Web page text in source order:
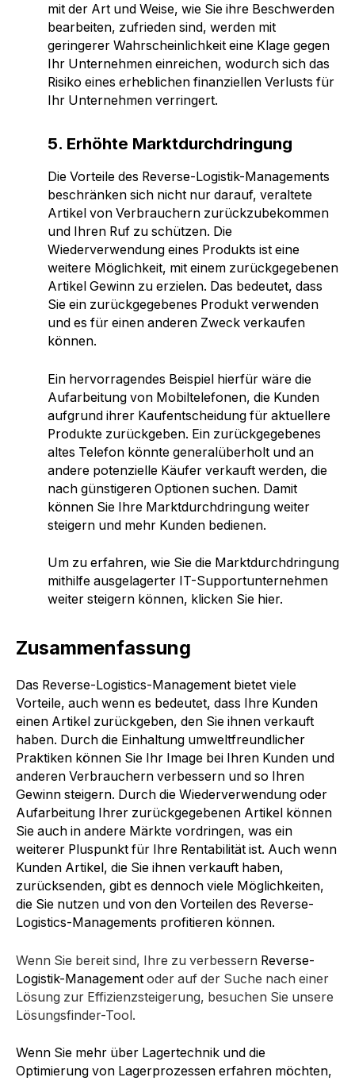
mit der Art und Weise, wie Sie ihre Beschwerden
bearbeiten, zufrieden sind, werden mit
geringerer Wahrscheinlichkeit eine Klage gegen
Ihr Unternehmen einreichen, wodurch sich das
Risiko eines erheblichen finanziellen Verlusts für
Ihr Unternehmen verringert.
5. Erhöhte Marktdurchdringung
Die Vorteile des Reverse-Logistik-Managements
beschränken sich nicht nur darauf, veraltete
Artikel von Verbrauchern zurückzubekommen
und Ihren Ruf zu schützen. Die
Wiederverwendung eines Produkts ist eine
weitere Möglichkeit, mit einem zurückgegebenen
Artikel Gewinn zu erzielen. Das bedeutet, dass
Sie ein zurückgegebenes Produkt verwenden
und es für einen anderen Zweck verkaufen
können.
Ein hervorragendes Beispiel hierfür wäre die
Aufarbeitung von Mobiltelefonen, die Kunden
aufgrund ihrer Kaufentscheidung für aktuellere
Produkte zurückgeben. Ein zurückgegebenes
altes Telefon könnte generalüberholt und an
andere potenzielle Käufer verkauft werden, die
nach günstigeren Optionen suchen. Damit
können Sie Ihre Marktdurchdringung weiter
steigern und mehr Kunden bedienen.
Um zu erfahren, wie Sie die Marktdurchdringung
mithilfe ausgelagerter IT-Supportunternehmen
weiter steigern können, klicken Sie hier.
Zusammenfassung
Das Reverse-Logistics-Management bietet viele
Vorteile, auch wenn es bedeutet, dass Ihre Kunden
einen Artikel zurückgeben, den Sie ihnen verkauft
haben. Durch die Einhaltung umweltfreundlicher
Praktiken können Sie Ihr Image bei Ihren Kunden und
anderen Verbrauchern verbessern und so Ihren
Gewinn steigern. Durch die Wiederverwendung oder
Aufarbeitung Ihrer zurückgegebenen Artikel können
Sie auch in andere Märkte vordringen, was ein
weiterer Pluspunkt für Ihre Rentabilität ist. Auch wenn
Kunden Artikel, die Sie ihnen verkauft haben,
zurücksenden, gibt es dennoch viele Möglichkeiten,
die Sie nutzen und von den Vorteilen des Reverse-
Logistics-Managements profitieren können.
Wenn Sie bereit sind, Ihre zu verbessern Reverse-
Logistik-Management oder auf der Suche nach einer
Lösung zur Effizienzsteigerung, besuchen Sie unsere
Lösungsfinder-Tool.
Wenn Sie mehr über Lagertechnik und die
Optimierung von Lagerprozessen erfahren möchten,